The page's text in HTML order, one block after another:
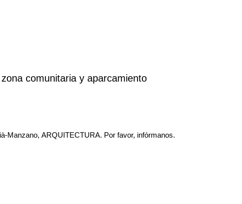
comunitaria y aparcamiento
Manzano, ARQUITECTURA. Por favor, infórmanos.